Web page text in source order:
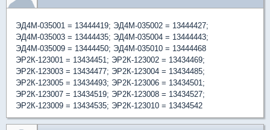
ЭД4М-035001 = 13444419; ЭД4М-035002 = 13444427;
ЭД4М-035003 = 13444435; ЭД4М-035004 = 13444443;
ЭД4М-035009 = 13444450; ЭД4М-035010 = 13444468
ЭР2К-123001 = 13434451; ЭР2К-123002 = 13434469;
ЭР2К-123003 = 13434477; ЭР2К-123004 = 13434485;
ЭР2К-123005 = 13434493; ЭР2К-123006 = 13434501;
ЭР2К-123007 = 13434519; ЭР2К-123008 = 13434527;
ЭР2К-123009 = 13434535; ЭР2К-123010 = 13434542